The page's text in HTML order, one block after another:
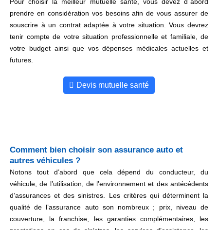
prendre en considération vos besoins afin de vous assurer de
souscrire à un contrat adaptée à votre situation. Vous devrez
tenir compte de votre situation professionnelle et familiale, de
votre budget ainsi que vos dépenses médicales actuelles et
futures.
Devis mutuelle santé
Comment bien choisir son assurance auto et
autres véhicules ?
Notons tout d’abord que cela dépend du conducteur, du
véhicule, de l’utilisation, de l’environnement et des antécédents
d’assurances et des sinistres. Les critères qui déterminent la
qualité de l’assurance auto son nombreux ; prix, niveau de
couverture, la franchise, les garanties complémentaires, les